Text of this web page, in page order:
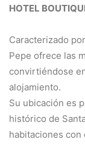
HOTEL
Caracterizado
Pepe ofrece las
convirtiéndose
alojamiento.
Su ubicación es
histórico de
habitaciones con